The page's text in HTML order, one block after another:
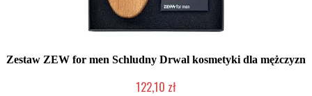
Zestaw ZEW for men Schludny Drwal kosmetyki dla mężczyzn
122,10 zł